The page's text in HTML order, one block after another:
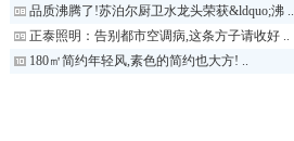
品质沸腾了!苏泊尔厨卫水龙头荣获&ldquo;沸 ..
正泰照明：告别都市空调病,这条方子请收好 ..
180㎡简约年轻风,素色的简约也大方! ..